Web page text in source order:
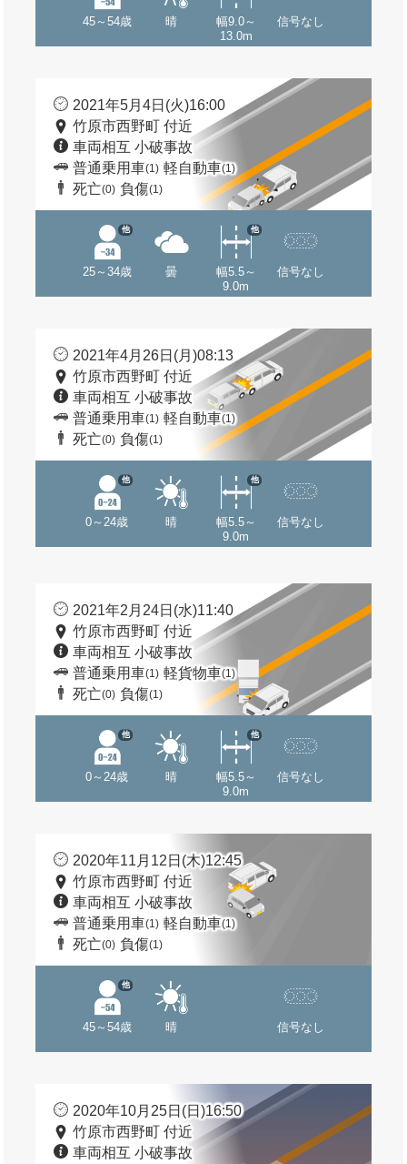
45～54歳 晴
幅9.0～
13.0m
信号なし
2021年5月4日(火)16:00
竹原市西野町 付近
車両相互 小破事故
普通乗用車(1) 軽自動車(1)
死亡(0) 負傷(1)
25～34歳
他
曇
幅5.5～
9.0m
他
信号なし
2021年4月26日(月)08:13
竹原市西野町 付近
車両相互 小破事故
普通乗用車(1) 軽自動車(1)
死亡(0) 負傷(1)
0～24歳
他
晴
幅5.5～
9.0m
他
信号なし
2021年2月24日(水)11:40
竹原市西野町 付近
車両相互 小破事故
普通乗用車(1) 軽貨物車(1)
死亡(0) 負傷(1)
0～24歳
他
晴
幅5.5～
9.0m
他
信号なし
2020年11月12日(木)12:45
竹原市西野町 付近
車両相互 小破事故
普通乗用車(1) 軽自動車(1)
死亡(0) 負傷(1)
45～54歳
他
晴 信号なし
2020年10月25日(日)16:50
竹原市西野町 付近
車両相互 小破事故